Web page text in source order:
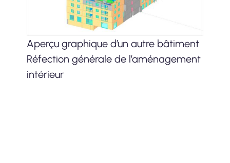
Aperçu graphique d’un autre bâtiment
Réfection générale de l’aménagement
intérieur